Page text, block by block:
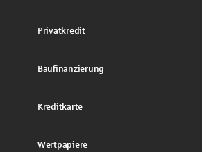
Privatkredit
Baufinanzierung
Kreditkarte
Wertpapiere